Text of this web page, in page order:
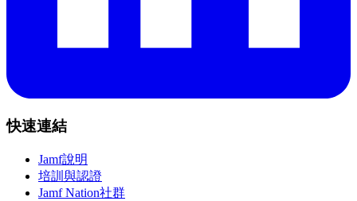
快速連結
Jamf說明
培訓與認證
Jamf Nation社群